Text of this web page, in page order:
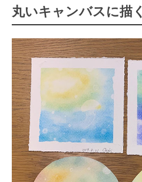
丸いキャンバスに描く